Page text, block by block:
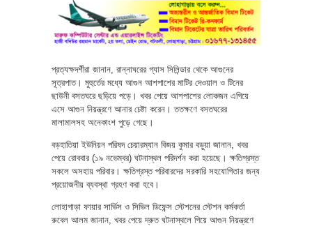
প্রত্যক্ষদর্শীরা জানান, রান্নাঘরের গ্যাস সিলিন্ডার থেকে আগুনের
সূত্রপাত। মুহুর্তের মধ্যে আগুন আশপাশের মাটির দেওয়াল ও টিনের
ছাউনী বসতঘরে ছড়িয়ে পড়ে। খবর পেয়ে আশপাশের লোকজন এগিয়ে
এসে আগুন নিয়ন্ত্রণে আনার চেষ্টা করেন। ততক্ষণে বসতঘরের
মালামালসহ অনেকাংশ পুড়ে গেছে।
বড়হাতিয়া ইউনিয়ন পরিষদ চেয়ারম্যান বিজয় কুমার বড়ুয়া জানান, খবর
পেয়ে রোববার (১৯ নভেম্বর) ঘটনাস্থল পরিদর্শন করা হয়েছে। ক্ষতিগ্রস্ত
সকলে অসহায় পরিবার। ক্ষতিগ্রস্ত পরিবারদের সরকারি সহযোগিতার জন্য
প্রয়োজনীয় ব্যবস্থা গ্রহণ করা হবে।
লোহাগাড়া ফায়ার সার্ভিস ও সিভিল ডিফেন্স স্টেশনের স্টেশন কর্মকর্তা
রুবেল আলম জানান, খবর পেয়ে দ্রুত ঘটনাস্থলে গিয়ে আগুন নিয়ন্ত্রণে